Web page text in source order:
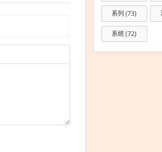
系列 (73)
系统(72)